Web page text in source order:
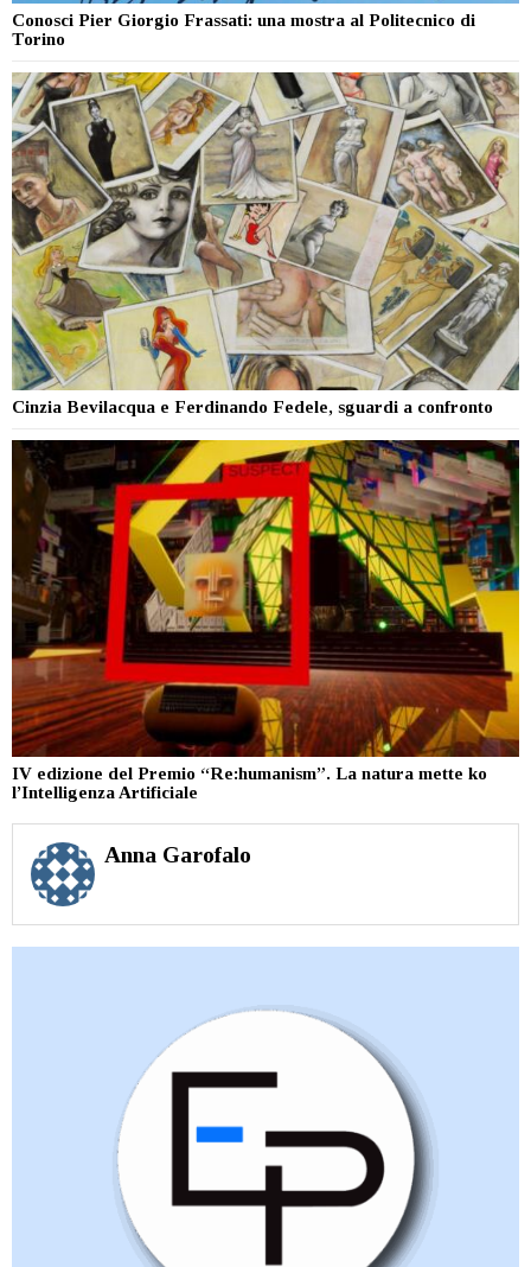
Conosci Pier Giorgio Frassati: una mostra al Politecnico di
Torino
Cinzia Bevilacqua e Ferdinando Fedele, sguardi a confronto
IV edizione del Premio “Re:humanism”. La natura mette ko
l’Intelligenza Artificiale
Anna Garofalo